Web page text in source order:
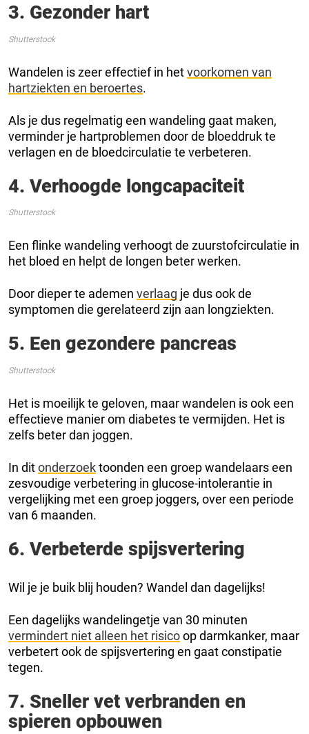
3. Gezonder hart
Shutterstock
Wandelen is zeer effectief in hetvoorkomen van
hartziekten en beroertes.
Als je dus regelmatig een wandeling gaat maken,
verminder je hartproblemen door de bloeddruk te
verlagen en de bloedcirculatie te verbeteren.
4. Verhoogde longcapaciteit
Shutterstock
Een flinke wandeling verhoogt de zuurstofcirculatie in
het bloed en helpt de longen beter werken.
Door dieper te ademen verlaag je dus ook de
symptomen die gerelateerd zijn aan longziekten.
5. Een gezondere pancreas
Shutterstock
Het is moeilijk te geloven, maar wandelen is ook een
effectieve manier om diabetes te vermijden. Het is
zelfs beter dan joggen.
In ditonderzoektoonden een groep wandelaars een
zesvoudige verbetering in glucose-intolerantie in
vergelijking met een groep joggers, over een periode
van 6 maanden.
6. Verbeterde spijsvertering
Wil je je buik blij houden? Wandel dan dagelijks!
Een dagelijks wandelingetje van 30 minuten
vermindert niet alleen het risicoop darmkanker, maar
verbetert ook de spijsvertering en gaat constipatie
tegen.
7. Sneller vet verbranden en
spieren opbouwen